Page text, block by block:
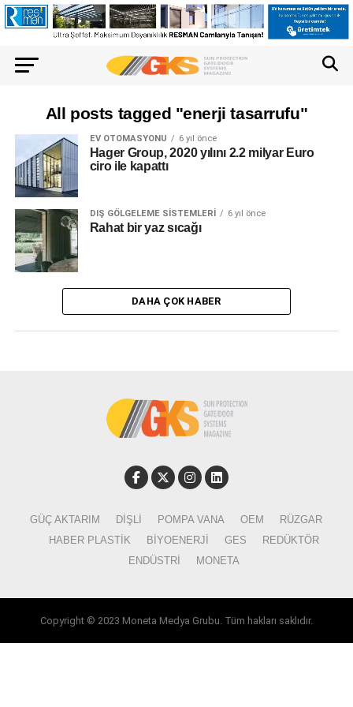
All posts tagged "enerji tasarrufu"
EV OTOMASYONU 6 yıl önce
Hager Group, 2020 yılını 2.2 milyar Euro
ciro ile kapattı
DIŞ GÖLGELEME SISTEMLERI 6 yıl önce
Rahat bir yaz sıcağı
DAHA ÇOK HABER
GÜÇ AKTARIM DIŞLI POMPA VANA OEM
RÜZGAR
HABER PLASTIK
BIYOENERJI GES
REDÜKTÖR
ENDÜSTRI
MONETA
Copyright © 2023 Moneta Medya Grubu. Tüm hakları saklıdır.